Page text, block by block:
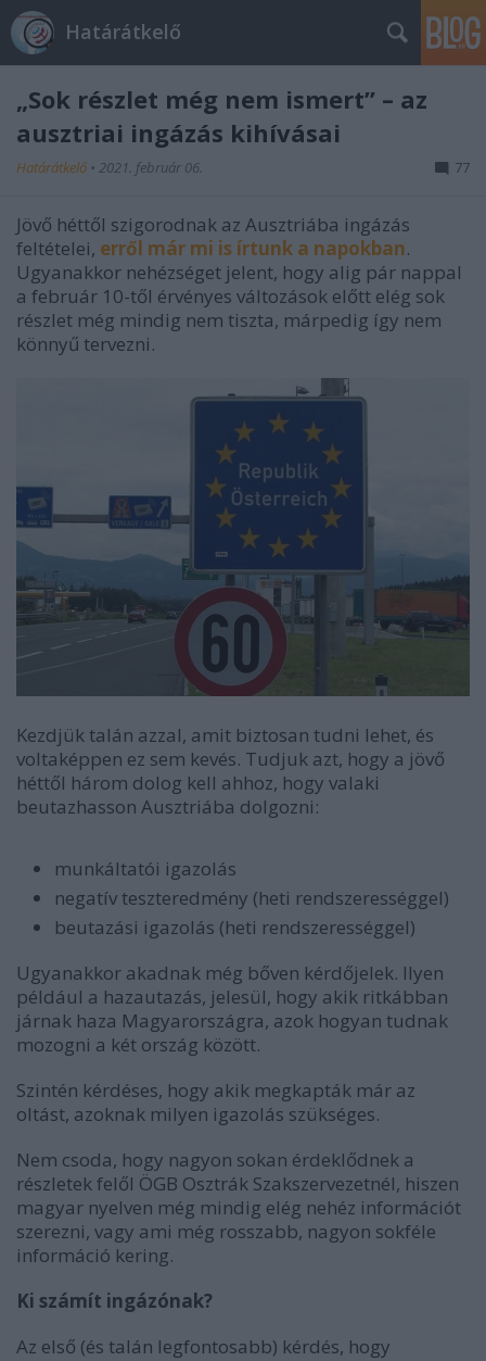
Határátkelő
„Sok részlet még nem ismert” – az
ausztriai ingázás kihívásai
Határátkelő • 2021. február 06. 77
Jövő héttől szigorodnak az Ausztriába ingázás
feltételei, erről már mi is írtunk a napokban.
Ugyanakkor nehézséget jelent, hogy alig pár nappal
a február 10-től érvényes változások előtt elég sok
részlet még mindig nem tiszta, márpedig így nem
könnyű tervezni.
Kezdjük talán azzal, amit biztosan tudni lehet, és
voltaképpen ez sem kevés. Tudjuk azt, hogy a jövő
héttől három dolog kell ahhoz, hogy valaki
beutazhasson Ausztriába dolgozni:
munkáltatói igazolás
negatív teszteredmény (heti rendszerességgel)
beutazási igazolás (heti rendszerességgel)
Ugyanakkor akadnak még bőven kérdőjelek. Ilyen
például a hazautazás, jelesül, hogy akik ritkábban
járnak haza Magyarországra, azok hogyan tudnak
mozogni a két ország között.
Szintén kérdéses, hogy akik megkapták már az
oltást, azoknak milyen igazolás szükséges.
Nem csoda, hogy nagyon sokan érdeklődnek a
részletek felől ÖGB Osztrák Szakszervezetnél, hiszen
magyar nyelven még mindig elég nehéz információt
szerezni, vagy ami még rosszabb, nagyon sokféle
információ kering.
Ki számít ingázónak?
Az első (és talán legfontosabb) kérdés, hogy